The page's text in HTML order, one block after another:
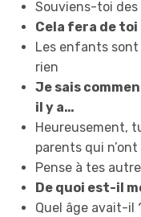
Souviens-toi des
Cela fera de
Les enfants
rien
Je sais
il y a…
Heureusement,
parents qui
Pense à tes
De quoi est-il
Quel âge avait-il